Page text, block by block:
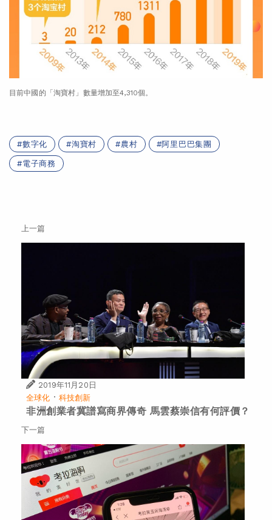
目前中國的「淘寶村」數量增加至4,310個。
數字化 淘寶村 農村 阿里巴巴集團
電子商務
上一篇
2019年11月20日
全球化 · 科技創新
非洲創業者冀譜寫商界傳奇 馬雲蔡崇信有何評價？
下一篇